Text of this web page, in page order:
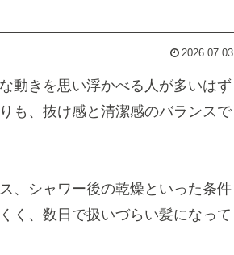
2026.07.03
動きを思い浮かべる人が多いはず
も、抜け感と清潔感のバランスで
、シャワー後の乾燥といった条件
く、数日で扱いづらい髪になって